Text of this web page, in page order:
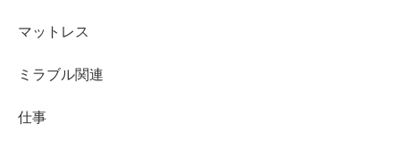
マットレス
ミラブル関連
仕事